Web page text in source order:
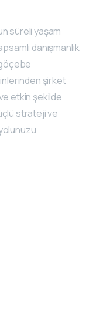
süreli yaşam
danışmanlık
şirket
etkin şekilde
strateji ve